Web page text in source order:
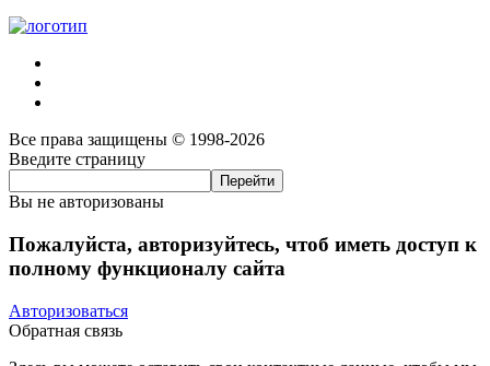
Все права защищены © 1998-2026
Введите страницу
Вы не авторизованы
Пожалуйста, авторизуйтесь, чтоб иметь доступ к
полному функционалу сайта
Авторизоваться
Обратная связь